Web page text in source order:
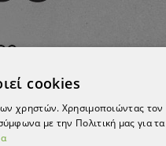
cookies
χρηστών. Χρησιμοποιώντας τον
με την Πολιτική μας για τα